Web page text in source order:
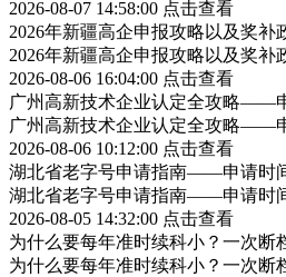
2026-08-07 14:58:00 点击查看
2026年新疆高企申报攻略以及奖补
2026年新疆高企申报攻略以及奖补
2026-08-06 16:04:00 点击查看
广州高新技术企业认定全攻略——
广州高新技术企业认定全攻略——
2026-08-06 10:12:00 点击查看
湖北省老字号申请指南——申请时
湖北省老字号申请指南——申请时
2026-08-05 14:32:00 点击查看
为什么要每年准时续科小？一次断
为什么要每年准时续科小？一次断